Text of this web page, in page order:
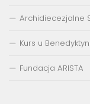
Archidiecezjalne
Kurs u
Fundacja ARISTA